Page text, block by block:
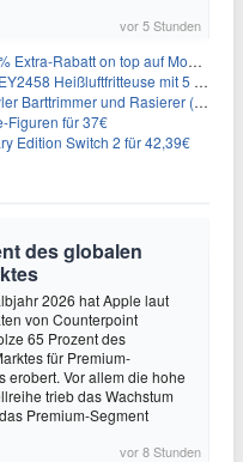
vor 5 Stunden
on top auf Mode- und Sport-Artikel
Heißluftfritteuse mit 5 Litern für 64,99€
und Rasierer (All in One) für 16€
Figuren für 37€
Edition Switch 2 für 42,39€
des globalen
2026 hat Apple laut
von Counterpoint
65 Prozent des
für Premium-
erobert. Vor allem die hohe
trieb das Wachstum
Premium-Segment
vor 8 Stunden